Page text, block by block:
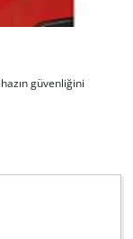
güvenliğini